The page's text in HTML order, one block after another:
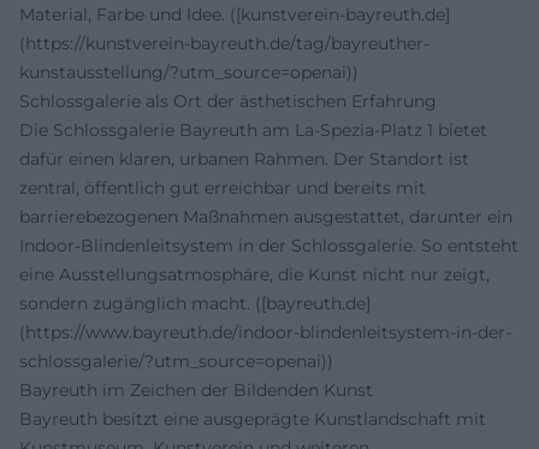
Material, Farbe und Idee. ([kunstverein-bayreuth.de]
(https://kunstverein-bayreuth.de/tag/bayreuther-
kunstausstellung/?utm_source=openai))
Schlossgalerie als Ort der ästhetischen Erfahrung
Die Schlossgalerie Bayreuth am La-Spezia-Platz 1 bietet
dafür einen klaren, urbanen Rahmen. Der Standort ist
zentral, öffentlich gut erreichbar und bereits mit
barrierebezogenen Maßnahmen ausgestattet, darunter ein
Indoor-Blindenleitsystem in der Schlossgalerie. So entsteht
eine Ausstellungsatmosphäre, die Kunst nicht nur zeigt,
sondern zugänglich macht. ([bayreuth.de]
(https://www.bayreuth.de/indoor-blindenleitsystem-in-der-
schlossgalerie/?utm_source=openai))
Bayreuth im Zeichen der Bildenden Kunst
Bayreuth besitzt eine ausgeprägte Kunstlandschaft mit